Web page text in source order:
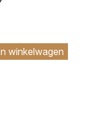
winkelwagen